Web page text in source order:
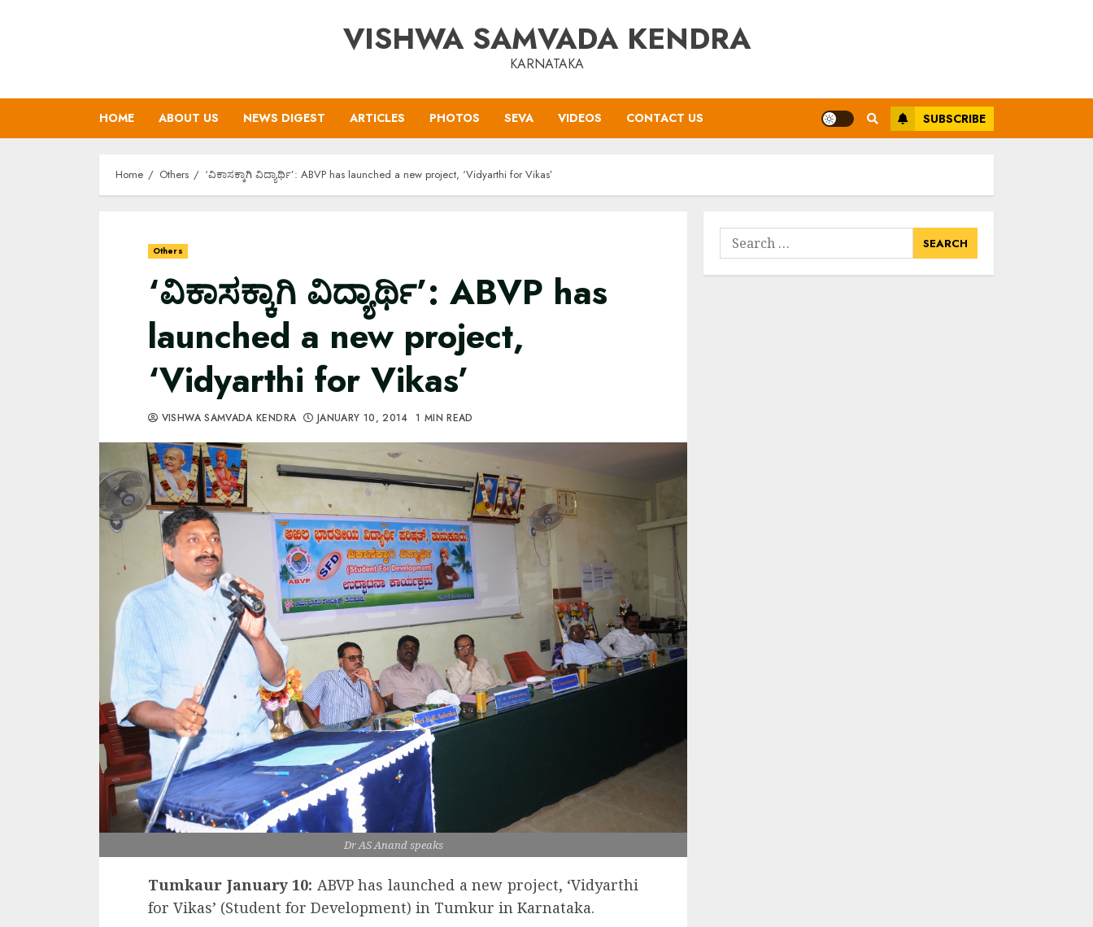
VISHWA SAMVADA KENDRA
KARNATAKA
HOME ABOUT US NEWS DIGEST ARTICLES PHOTOS SEVA VIDEOS CONTACT US SUBSCRIBE
Home Others ‘ವಿಕಾಸಕ್ಕಾಗಿ ವಿದ್ಯಾರ್ಥಿ’: ABVP has launched a new project, ‘Vidyarthi for Vikas’
Others
‘ವಿಕಾಸಕ್ಕಾಗಿ ವಿದ್ಯಾರ್ಥಿ’: ABVP has
launched a new project,
‘Vidyarthi for Vikas’
VISHWA SAMVADA KENDRA JANUARY 10, 2014 1 MIN READ
Dr AS Anand speaks
Tumkaur January 10: ABVP has launched a new project, ‘Vidyarthi
for Vikas’ (Student for Development) in Tumkur in Karnataka.
Search
for: